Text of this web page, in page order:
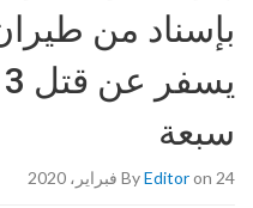
بإسناد من
سبعة
ByEditoron 24 فبراير، 2020